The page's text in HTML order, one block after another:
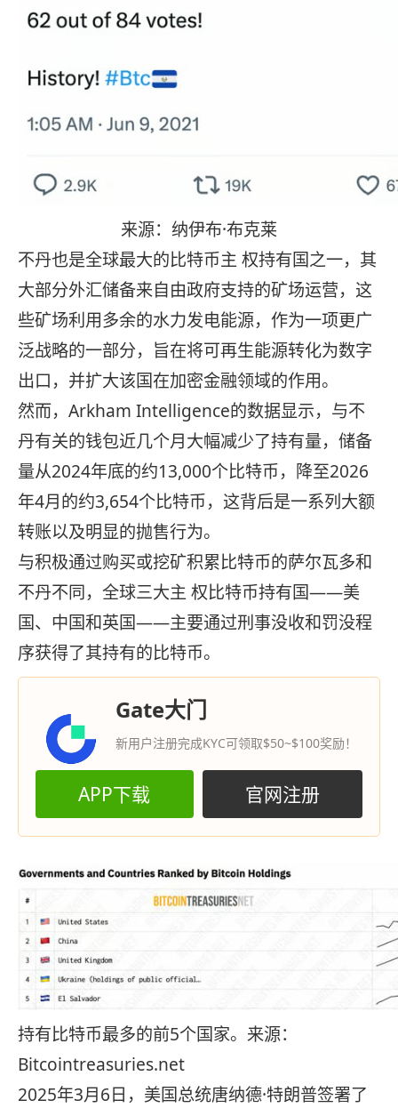
来源：纳伊布·布克莱
不丹也是全球最大的比特币主 权持有国之一，其
大部分外汇储备来自由政府支持的矿场运营，这
些矿场利用多余的水力发电能源，作为一项更广
泛战略的一部分，旨在将可再生能源转化为数字
出口，并扩大该国在加密金融领域的作用。
然而，Arkham Intelligence的数据显示，与不
丹有关的钱包近几个月大幅减少了持有量，储备
量从2024年底的约13,000个比特币，降至2026
年4月的约3,654个比特币，这背后是一系列大额
转账以及明显的抛售行为。
与积极通过购买或挖矿积累比特币的萨尔瓦多和
不丹不同，全球三大主 权比特币持有国——美
国、中国和英国——主要通过刑事没收和罚没程
序获得了其持有的比特币。
Gate大门
新用户注册完成KYC可领取$50~$100奖励！
APP下载 官网注册
持有比特币最多的前5个国家。来源：
Bitcointreasuries.net
2025年3月6日，美国总统唐纳德·特朗普签署了